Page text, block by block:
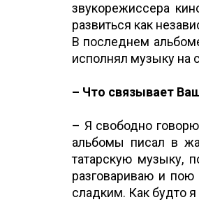
звукорежиссера
развиться как
В последнем
исполнял музыку на
– Что связывает
– Я свободно
альбомы писал в
татарскую музыку,
разговариваю и пою
сладким. Как будто